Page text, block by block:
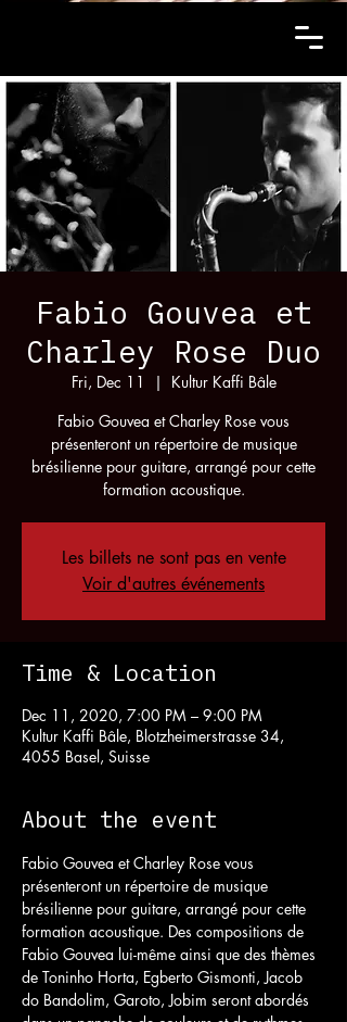
Fabio Gouvea et
Charley Rose Duo
Fri, Dec 11
  |
Kultur Kaffi Bâle
Fabio Gouvea et Charley Rose vous
présenteront un répertoire de musique
brésilienne pour guitare, arrangé pour cette
formation acoustique.
Les billets ne sont pas en vente
Voir d'autres événements
Time & Location
Dec 11, 2020, 7:00 PM – 9:00 PM
Kultur Kaffi Bâle, Blotzheimerstrasse 34,
4055 Basel, Suisse
About the event
Fabio Gouvea et Charley Rose vous
présenteront un répertoire de musique
brésilienne pour guitare, arrangé pour cette
formation acoustique. Des compositions de
Fabio Gouvea lui-même ainsi que des thèmes
de Toninho Horta, Egberto Gismonti, Jacob
do Bandolim, Garoto, Jobim seront abordés